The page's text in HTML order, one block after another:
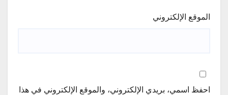
الموقع الإلكتروني
احفظ اسمي، بريدي الإلكتروني، والموقع الإلكتروني في هذا